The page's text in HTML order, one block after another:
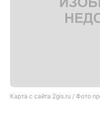
Карта с сайта 2gis.ru / Фото